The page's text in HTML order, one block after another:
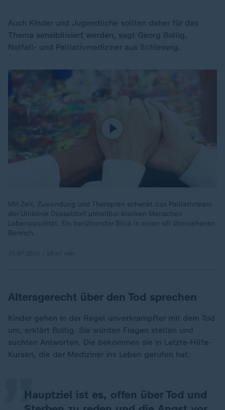
Auch Kinder und Jugendliche sollten daher für das
Thema sensibilisiert werden, sagt Georg Bollig,
Notfall- und Palliativmediziner aus Schleswig.
Mit Zeit, Zuwendung und Therapien schenkt das Palliativteam
der Uniklinik Düsseldorf unheilbar kranken Menschen
Lebensqualität. Ein berührender Blick in einen oft übersehenen
Bereich.
Altersgerecht über den Tod sprechen
Kinder gehen in der Regel unverkrampfter mit dem Tod
um, erklärt Bollig. Sie würden Fragen stellen und
suchten Antworten. Die bekommen sie in Letzte-Hilfe-
Kursen, die der Mediziner ins Leben gerufen hat.
Hauptziel ist es, offen über Tod und
„